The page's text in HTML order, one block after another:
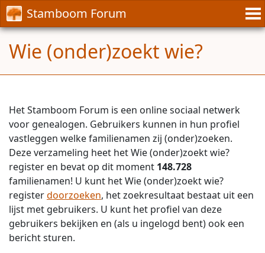
Stamboom Forum
Wie (onder)zoekt wie?
Het Stamboom Forum is een online sociaal netwerk
voor genealogen. Gebruikers kunnen in hun profiel
vastleggen welke familienamen zij (onder)zoeken.
Deze verzameling heet het Wie (onder)zoekt wie?
register en bevat op dit moment 148.728
familienamen! U kunt het Wie (onder)zoekt wie?
registerdoorzoeken, het zoekresultaat bestaat uit een
lijst met gebruikers. U kunt het profiel van deze
gebruikers bekijken en (als u ingelogd bent) ook een
bericht sturen.